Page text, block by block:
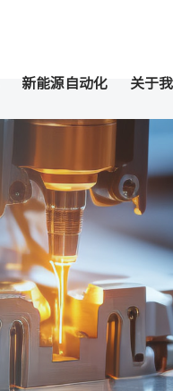
新能源自动化 关于我